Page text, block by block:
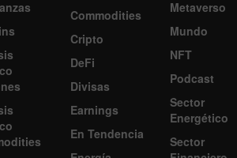
Commodities
Cripto
DeFi
Divisas
Earnings
En Tendencia
Metaverso
Mundo
NFT
Podcast
Sector
Energético
Sector